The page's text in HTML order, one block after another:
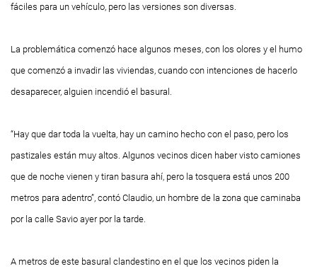
fáciles para un vehículo, pero las versiones son diversas.
La problemática comenzó hace algunos meses, con los olores y el humo
que comenzó a invadir las viviendas, cuando con intenciones de hacerlo
desaparecer, alguien incendió el basural.
“Hay que dar toda la vuelta, hay un camino hecho con el paso, pero los
pastizales están muy altos. Algunos vecinos dicen haber visto camiones
que de noche vienen y tiran basura ahí, pero la tosquera está unos 200
metros para adentro”, contó Claudio, un hombre de la zona que caminaba
por la calle Savio ayer por la tarde.
A metros de este basural clandestino en el que los vecinos piden la